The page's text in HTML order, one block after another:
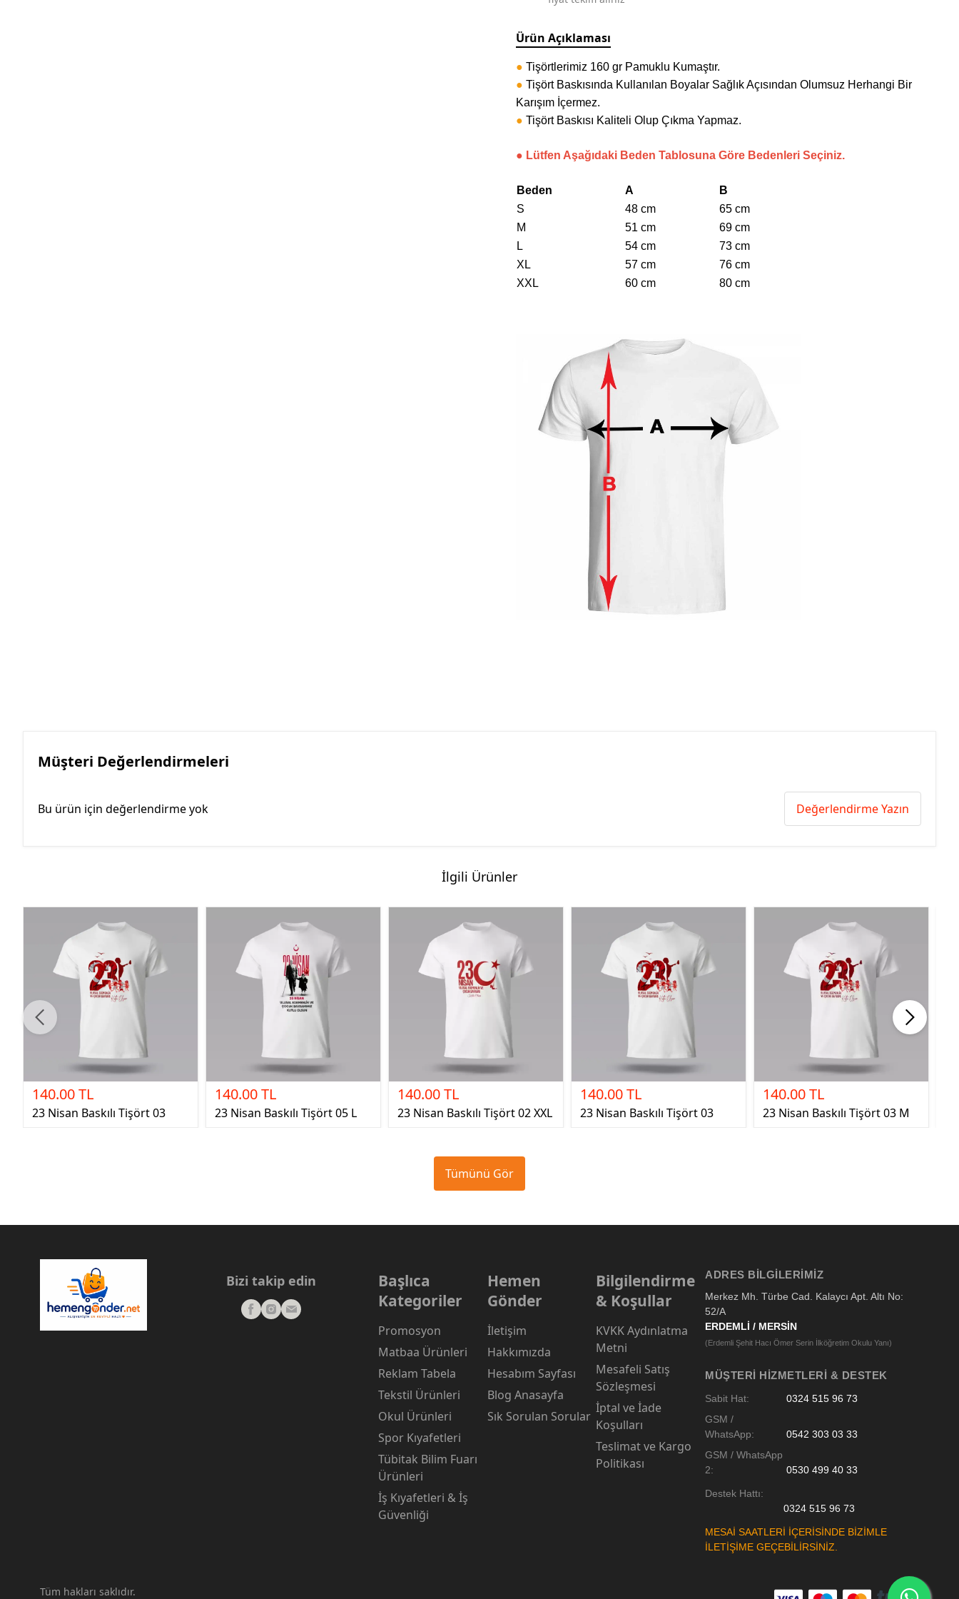
Ürün Açıklaması
●Tişörtlerimiz 160 gr Pamuklu Kumaştır.
● Tişört Baskısında Kullanılan Boyalar Sağlık Açısından Olumsuz Herhangi Bir
Karışım İçermez.
● Tişört Baskısı Kaliteli Olup Çıkma Yapmaz.
● Lütfen Aşağıdaki Beden Tablosuna Göre Bedenleri Seçiniz.
Beden A
B
S
48 cm
65 cm
M
51 cm
69 cm
L
54 cm
73 cm
XL
57 cm
76 cm
XXL
60 cm 80 cm
Müşteri Değerlendirmeleri
Bu ürün için değerlendirme yok Değerlendirme Yazın
İlgili Ürünler
140.00 TL
23 Nisan Baskılı Tişört 03
140.00 TL
23 Nisan Baskılı Tişört 05 L
140.00 TL
23 Nisan Baskılı Tişört 02 XXL
140.00 TL
23 Nisan Baskılı Tişört 03
140.00 TL
23 Nisan Baskılı Tişört 03 M
Tümünü Gör
Bizi takip edin
Başlıca
Kategoriler
Promosyon
Matbaa Ürünleri
Reklam Tabela
Tekstil Ürünleri
Okul Ürünleri
Spor Kıyafetleri
Tübitak Bilim Fuarı
Ürünleri
İş Kıyafetleri & İş
Güvenliği
Hemen
Gönder
İletişim
Hakkımızda
Hesabım Sayfası
Blog Anasayfa
Sık Sorulan Sorular
Bilgilendirme
& Koşullar
KVKK Aydınlatma
Metni
Mesafeli Satış
Sözleşmesi
İptal ve İade
Koşulları
Teslimat ve Kargo
Politikası
ADRES BILGILERIMIZ
Merkez Mh. Türbe Cad. Kalaycı Apt. Altı No:
52/A
ERDEMLİ / MERSİN
(Erdemli Şehit Hacı Ömer Serin İlköğretim Okulu Yanı)
MÜŞTERI HIZMETLERI & DESTEK
Sabit Hat:
0324 515 96 73
GSM /
WhatsApp:
0542 303 03 33
GSM / WhatsApp
2:
0530 499 40 33
Destek Hattı:
0324 515 96 73
MESAİ SAATLERİ İÇERİSİNDE BİZİMLE
İLETİŞİME GEÇEBİLİRSİNİZ.
Tüm hakları saklıdır.